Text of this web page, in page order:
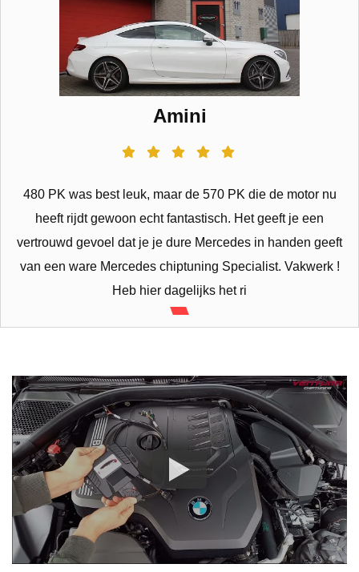
Amini
480 PK was best leuk, maar de 570 PK die de motor nu
heeft rijdt gewoon echt fantastisch. Het geeft je een
vertrouwd gevoel dat je je dure Mercedes in handen geeft
van een ware Mercedes chiptuning Specialist. Vakwerk !
Heb hier dagelijks het ri